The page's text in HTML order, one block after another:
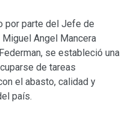
por parte del Jefe de
Angel Mancera
se estableció una
de tareas
el abasto, calidad y
país.